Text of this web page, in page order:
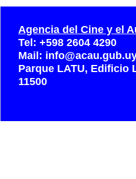
Agencia del Cine y el
Tel: +598 2604 4290
Mail:
Parque LATU, Edificio
11500